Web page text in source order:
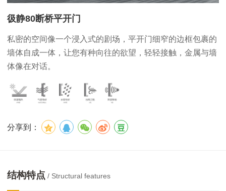
彶静80断桥平开门
私密的空间像一个浸入式的剧场，平开门细窄的边框包裹的
墙体自成一体，让您有种向往的欲望，轻轻接触，金属与墙
体像在对话。
分享到：
结构特点 / Structural features